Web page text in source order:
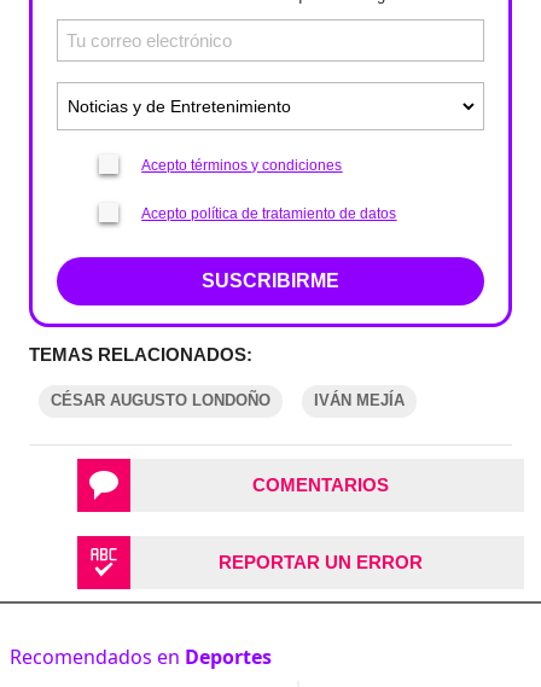
Acepto términos y condiciones
Acepto política de tratamiento de datos
SUSCRIBIRME
TEMAS RELACIONADOS:
CÉSAR AUGUSTO LONDOÑO IVÁN MEJÍA
COMENTARIOS
REPORTAR UN ERROR
Recomendados en Deportes